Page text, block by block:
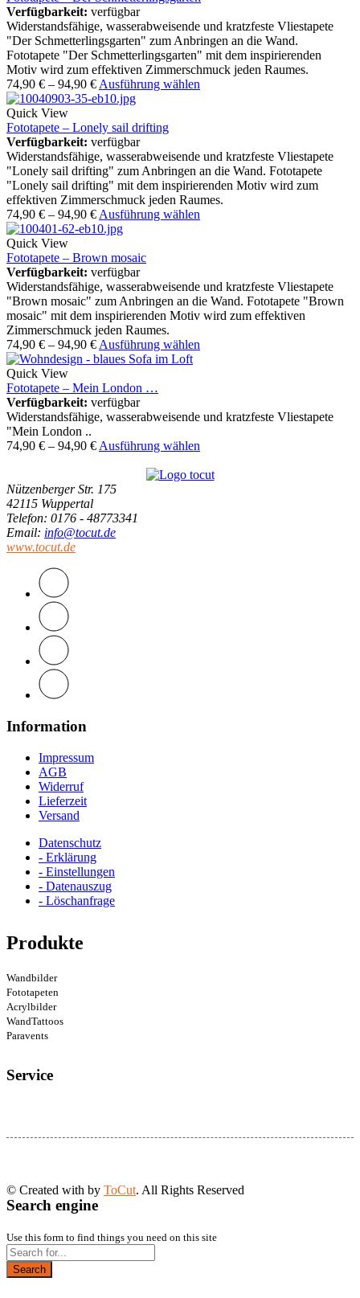
Verfügbarkeit: verfügbar
Widerstandsfähige, wasserabweisende und kratzfeste Vliestapete
"Der Schmetterlingsgarten" zum Anbringen an die Wand.
Fototapete "Der Schmetterlingsgarten" mit dem inspirierenden
Motiv wird zum effektiven Zimmerschmuck jeden Raumes.
74,90 € – 94,90 € Ausführung wählen
Quick View
Fototapete – Lonely sail drifting
Verfügbarkeit: verfügbar
Widerstandsfähige, wasserabweisende und kratzfeste Vliestapete
"Lonely sail drifting" zum Anbringen an die Wand. Fototapete
"Lonely sail drifting" mit dem inspirierenden Motiv wird zum
effektiven Zimmerschmuck jeden Raumes.
74,90 € – 94,90 € Ausführung wählen
Quick View
Fototapete – Brown mosaic
Verfügbarkeit: verfügbar
Widerstandsfähige, wasserabweisende und kratzfeste Vliestapete
"Brown mosaic" zum Anbringen an die Wand. Fototapete "Brown
mosaic" mit dem inspirierenden Motiv wird zum effektiven
Zimmerschmuck jeden Raumes.
74,90 € – 94,90 € Ausführung wählen
Quick View
Fototapete – Mein London …
Verfügbarkeit: verfügbar
Widerstandsfähige, wasserabweisende und kratzfeste Vliestapete
"Mein London ..
74,90 € – 94,90 € Ausführung wählen
Nützenberger Str. 175
42115 Wuppertal
Telefon: 0176 - 48773341
Email: info@tocut.de
www.tocut.de
Information
Impressum
AGB
Widerruf
Lieferzeit
Versand
Datenschutz
- Erklärung
- Einstellungen
- Datenauszug
- Löschanfrage
Produkte
Wandbilder
Fototapeten
Acrylbilder
WandTattoos
Paravents
Service
© Created with by ToCut. All Rights Reserved
Search engine
Use this form to find things you need on this site
Search